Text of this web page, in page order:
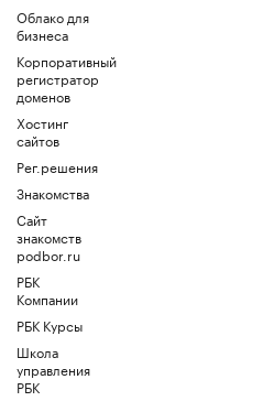
Облако для
бизнеса
Корпоративный
регистратор
доменов
Хостинг
сайтов
Рег.решения
Знакомства
Сайт
знакомств
podbor.ru
РБК
Компании
РБК Курсы
Школа
управления
РБК